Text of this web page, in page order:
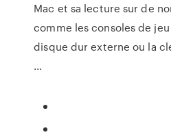
Mac et sa lecture sur de
comme les consoles de
disque dur externe ou la
...